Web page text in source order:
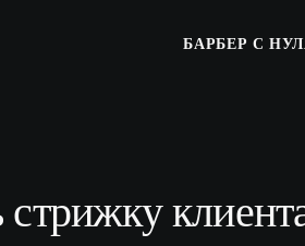
БАРБЕР С